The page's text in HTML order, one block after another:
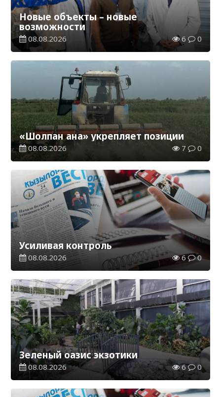
Новые объекты – новые
возможности
08.08.2026 6 0
«Шолпан ана» укрепляет позиции
08.08.2026 7 0
Усиливая контроль
08.08.2026 6 0
Зеленый оазис экзотики
08.08.2026 6 0